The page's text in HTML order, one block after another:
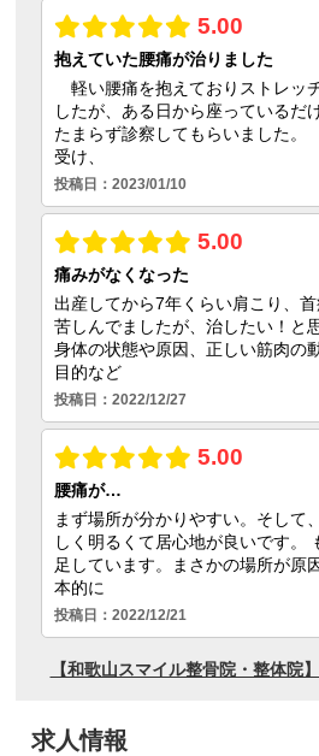
求人情報